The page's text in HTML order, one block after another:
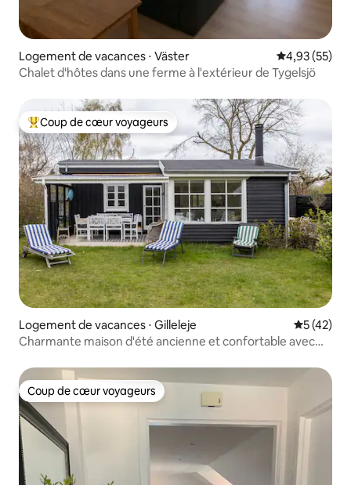
Logement de vacances ⋅ Väster Évaluation
4,93 (55)
Chalet d'hôtes dans une ferme à l'extérieur de Tygelsjö
Coups de cœur voyageurs les plus appréciés
Coup de cœur voyageurs
Logement de vacances ⋅ Gilleleje
5 (42)
Charmante maison d'été ancienne et confortable avec
Coup de cœur voyageurs
Coup de cœur voyageurs